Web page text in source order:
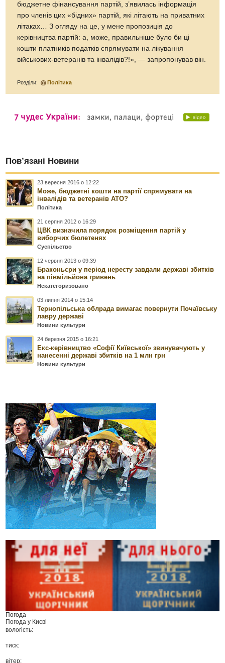
бюджетне фінансування партій, з’явилась інформація
про членів цих «бідних» партій, які літають на приватних
літаках… З огляду на це, у мене пропозиція до
керівництва партій: а, може, правильніше було би ці
кошти платників податків спрямувати на лікування
військових-ветеранів та інвалідів?!», — запропонував він.
Розділи: Політика
Пов’язані Новини
23 вересня 2016 о 12:22
Може, бюджетні кошти на партії спрямувати на
інвалідів та ветеранів АТО?
Політика
21 серпня 2012 о 16:29
ЦВК визначила порядок розміщення партій у
виборчих бюлетенях
Суспільство
12 червня 2013 о 09:39
Браконьєри у період нересту завдали державі збитків
на півмільйона гривень
Некатегоризовано
03 липня 2014 о 15:14
Тернопільська облрада вимагає повернути Почаївську
лавру державі
Новини культури
24 березня 2015 о 16:21
Екс-керівництво «Софії Київської» звинувачують у
нанесенні державі збитків на 1 млн грн
Новини культури
Погода
Погода у Києві
вологість:
тиск:
вітер: